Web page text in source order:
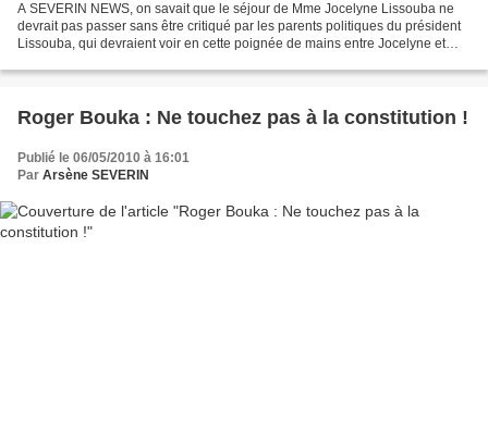
A SEVERIN NEWS, on savait que le séjour de Mme Jocelyne Lissouba ne
devrait pas passer sans être critiqué par les parents politiques du président
Lissouba, qui devraient voir en cette poignée de mains entre Jocelyne et
Roger Bouka : Ne touchez pas à la constitution !
Publié le 06/05/2010 à 16:01
Par Arsène SEVERIN